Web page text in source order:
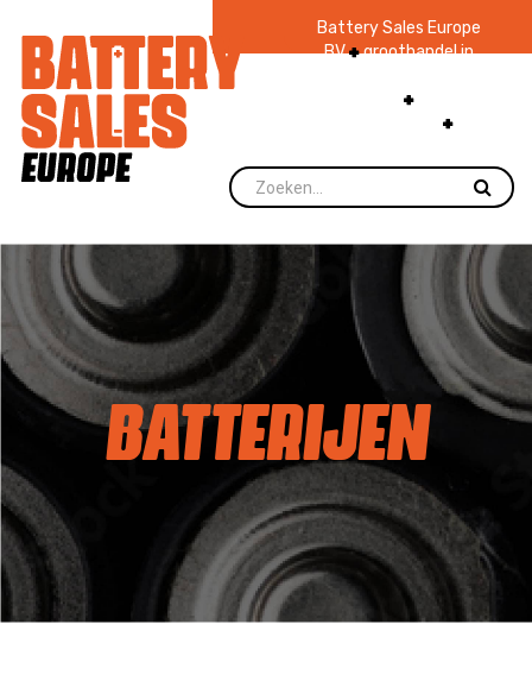
Battery Sales Europe
BV groothandel in
zaklampen Ruim 48
jaar ervaring
voorraad.
BATTERIJEN